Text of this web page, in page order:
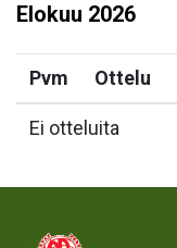
Elokuu 2026
Pvm Ottelu
Ei otteluita